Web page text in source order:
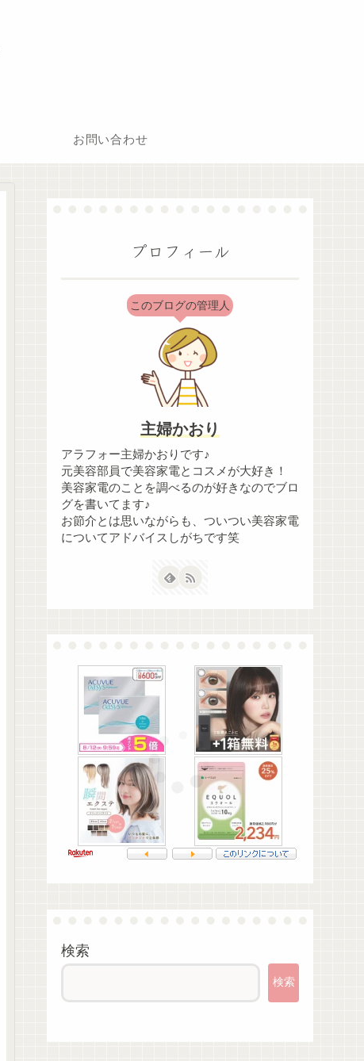
お問い合わせ
プロフィール
このブログの管理人
主婦かおり
アラフォー主婦かおりです♪
元美容部員で美容家電とコスメが大好き！
美容家電のことを調べるのが好きなのでブロ
グを書いてます♪
お節介とは思いながらも、ついつい美容家電
についてアドバイスしがちです笑
検索
検索